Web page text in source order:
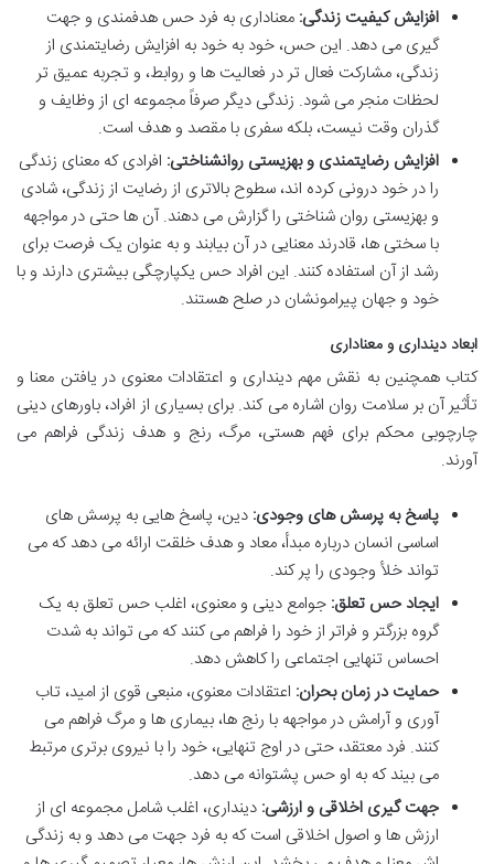
افزایش کیفیت زندگی: معناداری به فرد حس هدفمندی و جهت
گیری می دهد. این حس، خود به خود به افزایش رضایتمندی از
زندگی، مشارکت فعال تر در فعالیت ها و روابط، و تجربه عمیق تر
لحظات منجر می شود. زندگی دیگر صرفاً مجموعه ای از وظایف و
گذران وقت نیست، بلکه سفری با مقصد و هدف است.
افزایش رضایتمندی و بهزیستی روانشناختی: افرادی که معنای زندگی
را در خود درونی کرده اند، سطوح بالاتری از رضایت از زندگی، شادی
و بهزیستی روان شناختی را گزارش می دهند. آن ها حتی در مواجهه
با سختی ها، قادرند معنایی در آن بیابند و به عنوان یک فرصت برای
رشد از آن استفاده کنند. این افراد حس یکپارچگی بیشتری دارند و با
خود و جهان پیرامونشان در صلح هستند.
ابعاد دینداری و معناداری
کتاب همچنین به نقش مهم دینداری و اعتقادات معنوی در یافتن معنا و
تأثیر آن بر سلامت روان اشاره می کند. برای بسیاری از افراد، باورهای دینی
چارچوبی محکم برای فهم هستی، مرگ، رنج و هدف زندگی فراهم می
آورند.
پاسخ به پرسش های وجودی: دین، پاسخ هایی به پرسش های
اساسی انسان درباره مبدأ، معاد و هدف خلقت ارائه می دهد که می
تواند خلأ وجودی را پر کند.
ایجاد حس تعلق: جوامع دینی و معنوی، اغلب حس تعلق به یک
گروه بزرگتر و فراتر از خود را فراهم می کنند که می تواند به شدت
احساس تنهایی اجتماعی را کاهش دهد.
حمایت در زمان بحران: اعتقادات معنوی، منبعی قوی از امید، تاب
آوری و آرامش در مواجهه با رنج ها، بیماری ها و مرگ فراهم می
کنند. فرد معتقد، حتی در اوج تنهایی، خود را با نیروی برتری مرتبط
می بیند که به او حس پشتوانه می دهد.
جهت گیری اخلاقی و ارزشی: دینداری، اغلب شامل مجموعه ای از
ارزش ها و اصول اخلاقی است که به فرد جهت می دهد و به زندگی